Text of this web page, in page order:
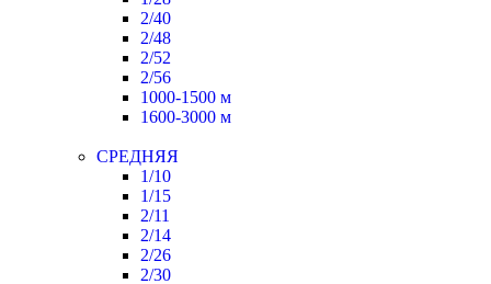
2/40
2/48
2/52
2/56
1000-1500 м
1600-3000 м
СРЕДНЯЯ
1/10
1/15
2/11
2/14
2/26
2/30